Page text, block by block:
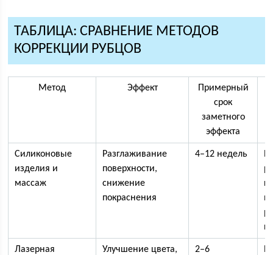
ТАБЛИЦА: СРАВНЕНИЕ МЕТОДОВ
КОРРЕКЦИИ РУБЦОВ
Метод Эффект
Примерный
срок
заметного
эффекта
Силиконовые
изделия и
массаж
Разглаживание
поверхности,
снижение
покраснения
4–12 недель
Лазерная
Улучшение цвета,
2–6